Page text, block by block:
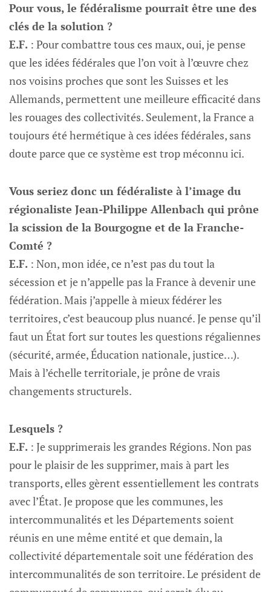
Pour vous, le fédéralisme pourrait être une des
clés de la solution ?
E.F. : Pour combattre tous ces maux, oui, je pense
que les idées fédérales que l’on voit à l’œuvre chez
nos voisins proches que sont les Suisses et les
Allemands, permettent une meilleure efficacité dans
les rouages des collectivités. Seulement, la France a
toujours été hermétique à ces idées fédérales, sans
doute parce que ce système est trop méconnu ici.
Vous seriez donc un fédéraliste à l’image du
régionaliste Jean-Philippe Allenbach qui prône
la scission de la Bourgogne et de la Franche-
Comté ?
E.F. : Non, mon idée, ce n’est pas du tout la
sécession et je n’appelle pas la France à devenir une
fédération. Mais j’appelle à mieux fédérer les
territoires, c’est beaucoup plus nuancé. Je pense qu’il
faut un État fort sur toutes les questions régaliennes
(sécurité, armée, Éducation nationale, justice…).
Mais à l’échelle territoriale, je prône de vrais
changements structurels.
Lesquels ?
E.F. : Je supprimerais les grandes Régions. Non pas
pour le plaisir de les supprimer, mais à part les
transports, elles gèrent essentiellement les contrats
avec l’État. Je propose que les communes, les
intercommunalités et les Départements soient
réunis en une même entité et que demain, la
collectivité départementale soit une fédération des
intercommunalités de son territoire. Le président de